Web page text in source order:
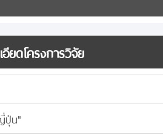
อียดโครงการวิจัย
ปุ่น"